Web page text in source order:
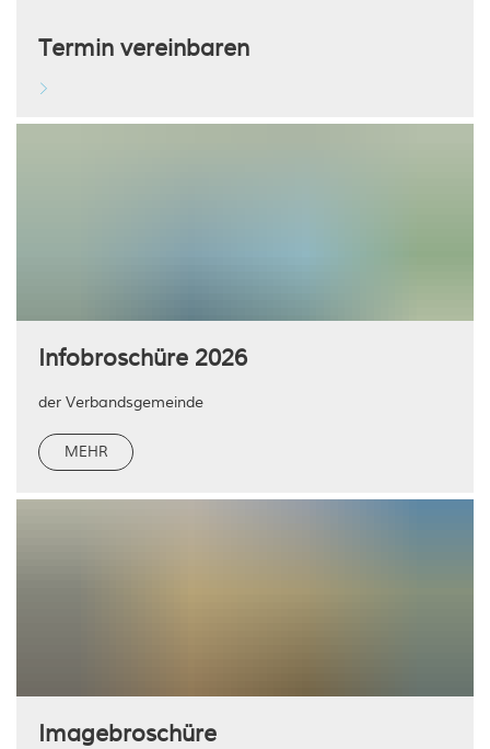
Termin vereinbaren
Infobroschüre 2026
der Verbandsgemeinde
MEHR
Imagebroschüre